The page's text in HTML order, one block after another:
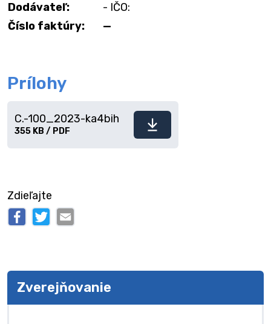
Dodávateľ:
- IČO:
Číslo faktúry:
—
Prílohy
Stiahnuť
C.-100_2023-ka4bih
355 KB / PDF
Zdieľajte
Zverejňovanie